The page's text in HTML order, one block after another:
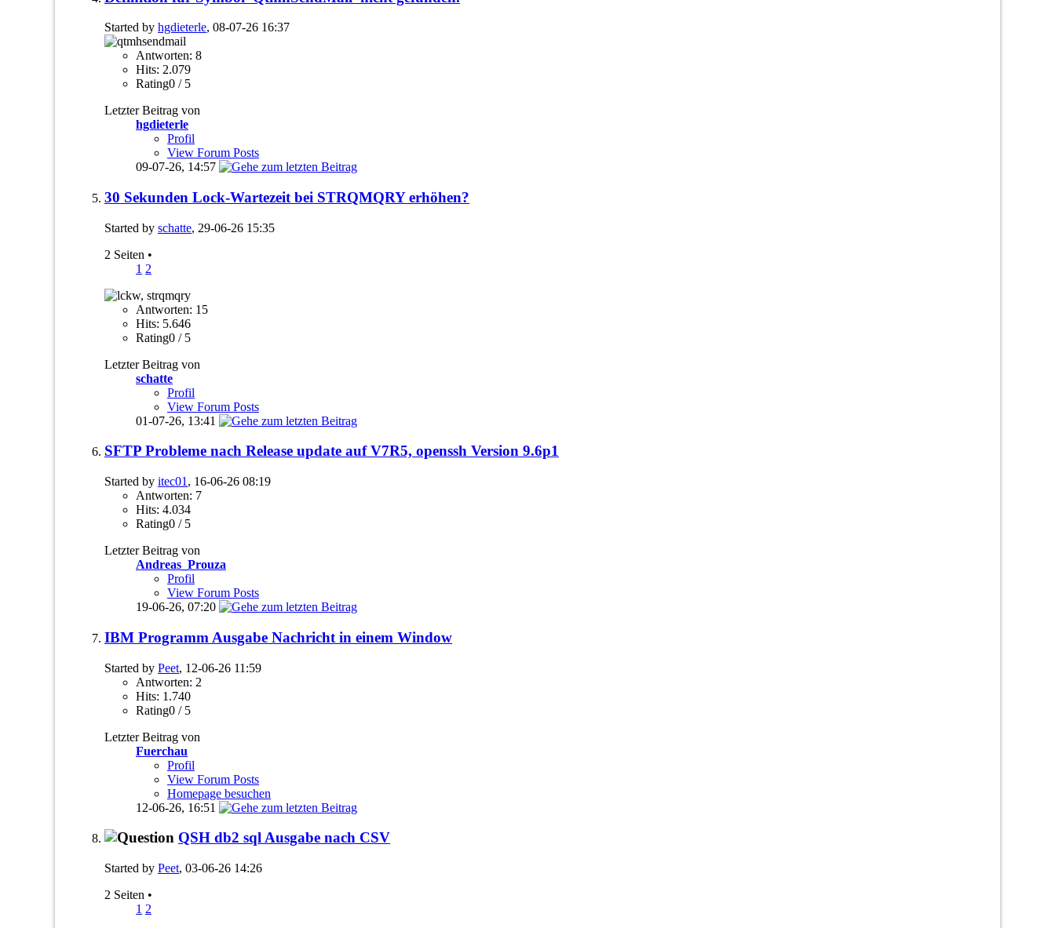
Started by hgdieterle, 08-07-26 16:37
Antworten: 8
Hits: 2.079
Rating0 / 5
Letzter Beitrag von
hgdieterle
Profil
View Forum Posts
09-07-26, 14:57
30 Sekunden Lock-Wartezeit bei STRQMQRY erhöhen?
Started by schatte, 29-06-26 15:35
2 Seiten •
1 2
Antworten: 15
Hits: 5.646
Rating0 / 5
Letzter Beitrag von
schatte
Profil
View Forum Posts
01-07-26, 13:41
SFTP Probleme nach Release update auf V7R5, openssh Version 9.6p1
Started by itec01 , 16-06-26 08:19
Antworten: 7
Hits: 4.034
Rating0 / 5
Letzter Beitrag von
Andreas_Prouza
Profil
View Forum Posts
19-06-26, 07:20
IBM Programm Ausgabe Nachricht in einem Window
Started by Peet, 12-06-26 11:59
Antworten: 2
Hits: 1.740
Rating0 / 5
Letzter Beitrag von
Fuerchau
Profil
View Forum Posts
Homepage besuchen
12-06-26, 16:51
QSH db2 sql Ausgabe nach CSV
Started by Peet, 03-06-26 14:26
2 Seiten •
1 2